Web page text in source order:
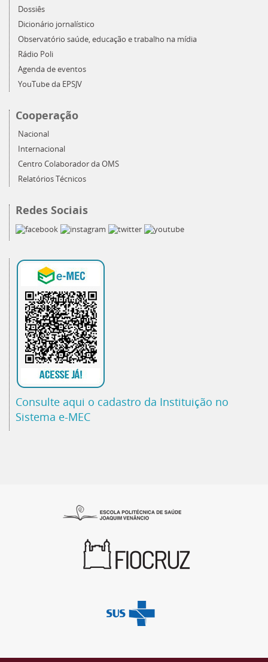
Dossiês
Dicionário jornalístico
Observatório saúde, educação e trabalho na mídia
Rádio Poli
Agenda de eventos
YouTube da EPSJV
Cooperação
Nacional
Internacional
Centro Colaborador da OMS
Relatórios Técnicos
Redes Sociais
Consulte aqui o cadastro da Instituição no
Sistema e-MEC